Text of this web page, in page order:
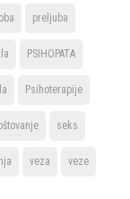
preljuba
PSIHOPATA
Psihoterapije
seks
veza veze